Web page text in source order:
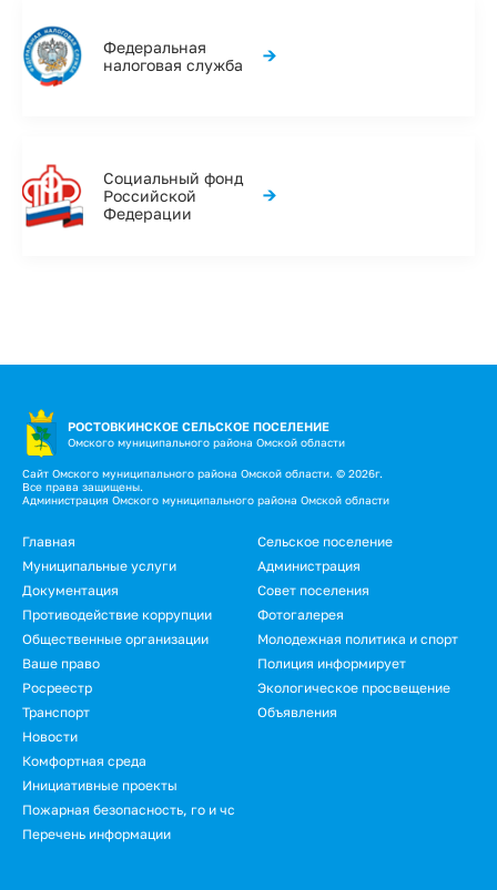
Федеральная
налоговая служба
→
Социальный фонд
Российской
Федерации
→
РОСТОВКИНСКОЕ СЕЛЬСКОЕ ПОСЕЛЕНИЕ
Омского муниципального района Омской области
Сайт Омского муниципального района Омской области. © 2026г.
Все права защищены.
Администрация Омского муниципального района Омской области
Подвал
Главная
Сельское поселение
Муниципальные услуги
Администрация
Документация
Совет поселения
Противодействие коррупции
Фотогалерея
Общественные организации
Молодежная политика и спорт
Ваше право
Полиция информирует
Росреестр
Экологическое просвещение
Транспорт
Объявления
Новости
Подвал.
Дополнительное
меню
Комфортная среда
Инициативные проекты
Пожарная безопасность, го и чс
Перечень информации